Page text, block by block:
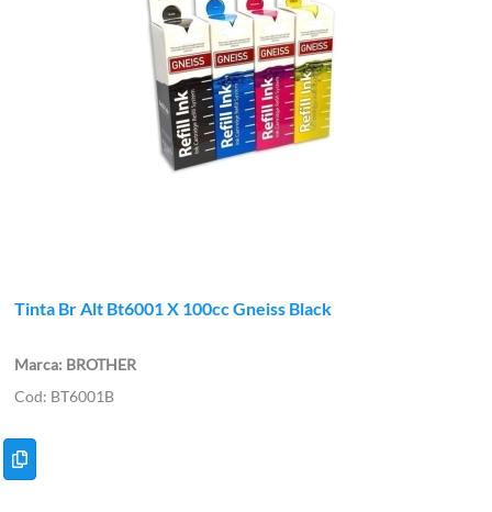
Tinta Br Alt Bt6001 X 100cc Gneiss Black
BROTHER
BT6001B